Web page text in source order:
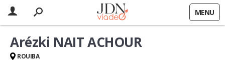
MENU
Arézki NAIT ACHOUR
ROUIBA